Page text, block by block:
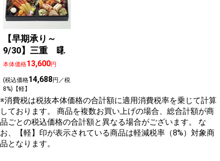
【早期承り～
9/30】三重 曙
本体価格13,600円
(税込価格14,688円／税
8%)【軽】
※消費税は税抜本体価格の合計額に適用消費税率を乗じて計算
しております。 商品を複数お買い上げの場合、総合計額が商
品ごとの税込価格の合計額と異なる場合がございます。 な
お、【軽】印が表示されている商品は軽減税率（8%）対象商
品となります。